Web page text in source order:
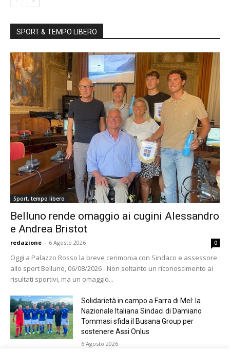
SPORT & TEMPO LIBERO
Sport, tempo libero
Belluno rende omaggio ai cugini Alessandro
e Andrea Bristot
redazione - 6 Agosto 2026 0
Oggi a Palazzo Rosso la breve cerimonia con Sindaco e assessore
allo sport Belluno, 06/08/2026 - Non soltanto un riconoscimento ai
risultati sportivi, ma un omaggio...
Solidarietà in campo a Farra di Mel: la
Nazionale Italiana Sindaci di Damiano
Tommasi sfida il Busana Group per
sostenere Assi Onlus
6 Agosto 2026